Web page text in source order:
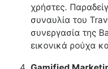
χρήστες.
συναυλία του
συνεργασία της
εικονικά ρούχα